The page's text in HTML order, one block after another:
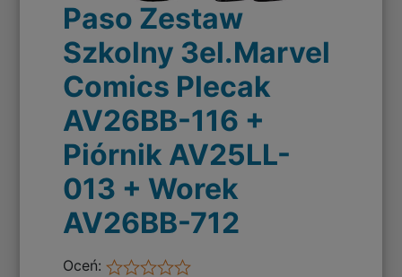
Paso Zestaw
Szkolny 3el.Marvel
Comics Plecak
AV26BB-116 +
Piórnik AV25LL-
013 + Worek
AV26BB-712
Oceń: